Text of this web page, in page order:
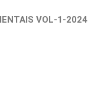
VOL-1-2024